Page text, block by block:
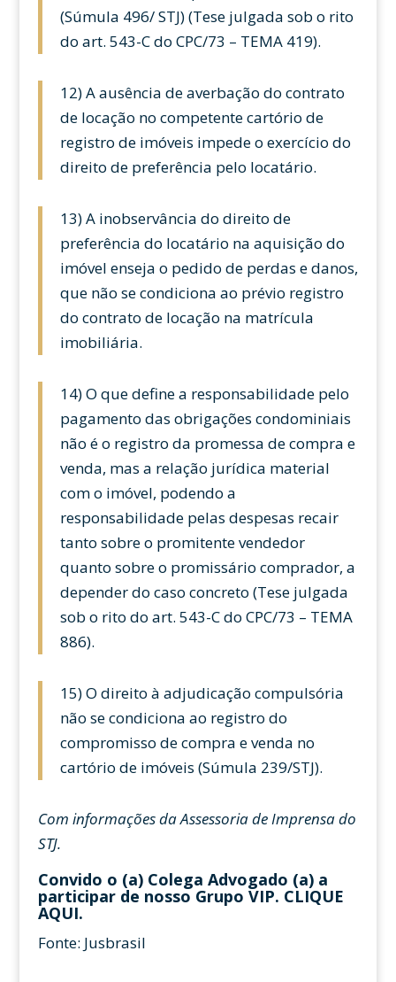
(Súmula 496/ STJ) (Tese julgada sob o rito
do art. 543-C do CPC/73 – TEMA 419).
12) A ausência de averbação do contrato
de locação no competente cartório de
registro de imóveis impede o exercício do
direito de preferência pelo locatário.
13) A inobservância do direito de
preferência do locatário na aquisição do
imóvel enseja o pedido de perdas e danos,
que não se condiciona ao prévio registro
do contrato de locação na matrícula
imobiliária.
14) O que define a responsabilidade pelo
pagamento das obrigações condominiais
não é o registro da promessa de compra e
venda, mas a relação jurídica material
com o imóvel, podendo a
responsabilidade pelas despesas recair
tanto sobre o promitente vendedor
quanto sobre o promissário comprador, a
depender do caso concreto (Tese julgada
sob o rito do art. 543-C do CPC/73 – TEMA
886).
15) O direito à adjudicação compulsória
não se condiciona ao registro do
compromisso de compra e venda no
cartório de imóveis (Súmula 239/STJ).
Com informações da Assessoria de Imprensa do
STJ.
Convido o (a) Colega Advogado (a) a
participar de nosso Grupo VIP. CLIQUE
AQUI.
Fonte: Jusbrasil